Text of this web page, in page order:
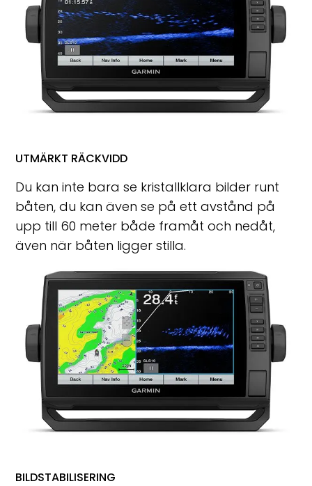
UTMÄRKT RÄCKVIDD
Du kan inte bara se kristallklara bilder runt
båten, du kan även se på ett avstånd på
upp till 60 meter både framåt och nedåt,
även när båten ligger stilla.
BILDSTABILISERING